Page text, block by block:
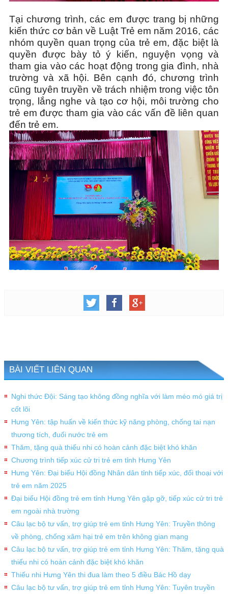
Tại chương trình, các em được trang bị những
kiến thức cơ bản về Luật Trẻ em năm 2016, các
nhóm quyền quan trọng của trẻ em, đặc biệt là
quyền được bày tỏ ý kiến, nguyện vọng và
tham gia vào các hoạt động trong gia đình, nhà
trường và xã hội. Bên cạnh đó, chương trình
cũng tuyên truyền về trách nhiệm trong việc tôn
trọng, lắng nghe và tạo cơ hội, môi trường cho
trẻ em được tham gia vào các vấn đề liên quan
đến trẻ em.
BÀI VIẾT LIÊN QUAN
Nghi thức Đội: Sáng tạo không đồng nghĩa với làm méo mó giá trị
cốt lõi
Hưng Yên: tập huấn về kiến thức kỹ năng phòng, chống tai nạn
thương tích, đuối nước trẻ em
Thăm, tặng quà thiếu nhi có hoàn cảnh đặc biệt khó khăn
Chương trình tiếp xúc cử tri trẻ em tỉnh Hưng Yên
Hưng Yên: Đại biểu Hội đồng Nhân dân tỉnh tiếp xúc, đối thoại với
trẻ em năm 2025
Đại biểu Hội đồng trẻ em tỉnh Hưng Yên gặp gỡ, tiếp xúc cử tri trẻ
em ngoài nhà trường
Câu lạc bộ tư vấn, trợ giúp trẻ em tỉnh Hưng Yên: Truyền thông
về phòng, chống xâm hại trẻ em trên không gian mạng
Câu lạc bộ tư vấn, trợ giúp trẻ em tỉnh Hưng Yên: Thăm, tặng quà
thiếu nhi có hoàn cảnh đặc biệt khó khăn
Thiếu nhi Hưng Yên thi đua làm theo 5 điều Bác Hồ dạy
Câu lạc bộ tư vấn, trợ giúp trẻ em tỉnh Hưng Yên: Tuyên truyền